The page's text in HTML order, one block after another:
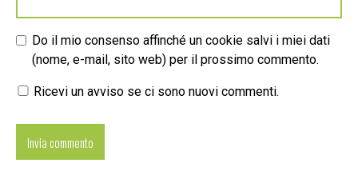
Do il mio consenso affinché un cookie salvi i miei dati
(nome, e-mail, sito web) per il prossimo commento.
Ricevi un avviso se ci sono nuovi commenti.